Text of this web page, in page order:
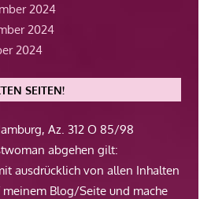
2024
2024
2024
SEITEN!
Az. 312 O 85/98
abgehen gilt:
ausdrücklich von allen Inhalten
Blog/Seite und mache